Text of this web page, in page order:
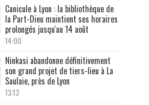
Canicule à Lyon : la bibliothèque de
la Part-Dieu maintient ses horaires
prolongés jusqu'au 14 août
14:00
Ninkasi abandonne définitivement
son grand projet de tiers-lieu à La
Saulaie, près de Lyon
13:13